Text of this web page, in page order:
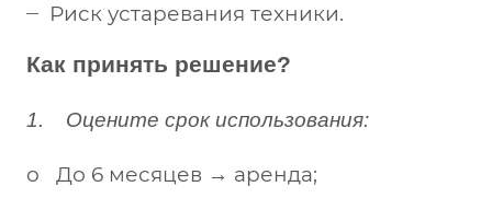
Риск устаревания техники.
Как принять решение?
1. Оцените срок использования:
o До 6 месяцев → аренда;